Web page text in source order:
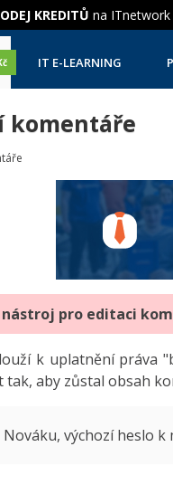
KREDITŮ na ITnetwork
IT E-LEARNING
komentáře
pro editaci
k uplatnění práva
tak, aby zůstal obsah
výchozí heslo k